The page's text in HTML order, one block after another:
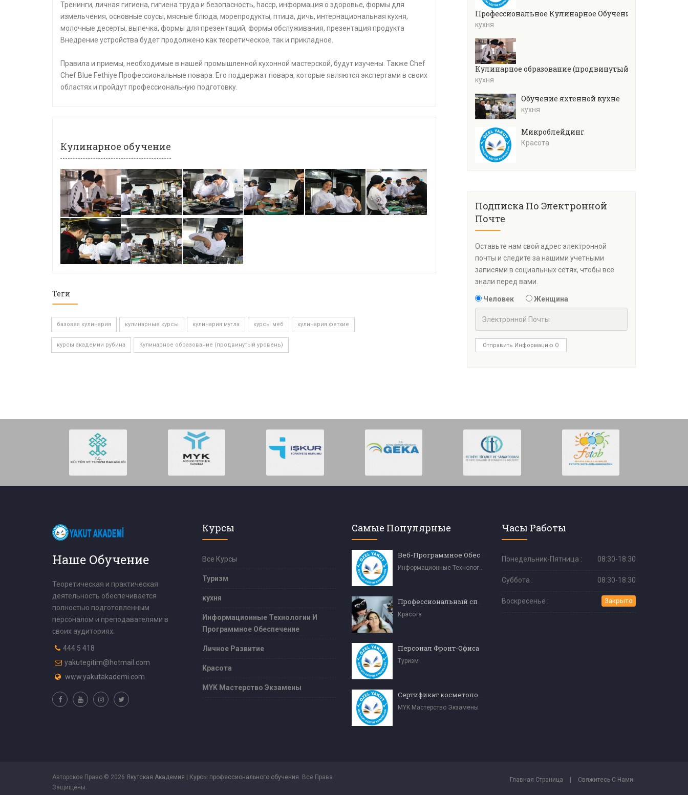
Тренинги, личная гигиена, гигиена труда и безопасность, haccp, информация о здоровье, формы для
измельчения, основные соусы, мясные блюда, морепродукты, птица, дичь, интернациональная кухня,
молочные десерты, выпечка, формы для презентаций, формы обслуживания, презентация продукта
Внедрение устройства будет продолжено как теоретическое, так и прикладное.
Правила и приемы, необходимые в нашей промышленной кухонной мастерской, будут изучены. Также Chef
Chef Blue Fethiye Профессиональные повара. Его поддержат повара, которые являются экспертами в своих
областях и пройдут профессиональную подготовку.
Кулинарное обучение
Теги
базовая кулинария кулинарные курсы кулинария мугла курсы меб кулинария фетхие
курсы академии рубина Кулинарное образование (продвинутый уровень)
Профессиональное Кулинарное Обучение
кухня
Кулинарное образование (продвинутый уровень)
кухня
Обучение яхтенной кухне
кухня
Микроблейдинг
Красота
Подписка По Электронной
Почте
Оставьте нам свой адрес электронной
почты и следите за нашими учетными
записями в социальных сетях, чтобы все
знали перед вами.
Человек Женщина
Отправить Информацию О
Наше Обучение
Теоретическая и практическая
деятельность обеспечивается
полностью подготовленным
персоналом и преподавателями в
своих аудиториях.
444 5 418
yakutegitim@hotmail.com
www.yakutakademi.com
Курсы
Все Курсы
Туризм
кухня
Информационные Технологии И
Программное Обеспечение
Личное Развитие
Красота
MYK Мастерство Экзамены
Самые Популярные
Информационные Технологии И Программное Обеспечение
Красота
Персонал Фронт-Офиса
Туризм
MYK Мастерство Экзамены
Часы Работы
Понедельник-Пятница : 08:30-18:30
Суббота : 08:30-18:30
Воскресенье : Закрыто
Авторское Право © 2026 Якутская Академия | Курсы профессионального обучения . Все Права
Защищены.
Главная Страница | Свяжитесь С Нами